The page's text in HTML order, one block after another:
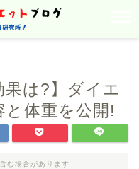
果は?】ダイエ
と体重を公開!
む場合があります